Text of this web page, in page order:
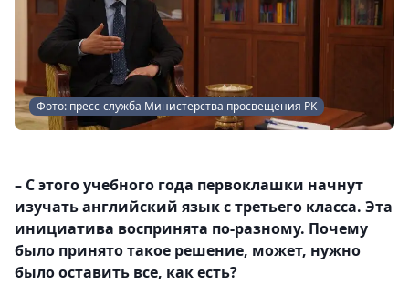
Фото: пресс-служба Министерства просвещения РК
– С этого учебного года первоклашки начнут
изучать английский язык с третьего класса. Эта
инициатива воспринята по-разному. Почему
было принято такое решение, может, нужно
было оставить все, как есть?